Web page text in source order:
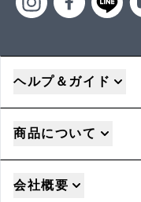
ヘルプ＆ガイド
商品について
会社概要